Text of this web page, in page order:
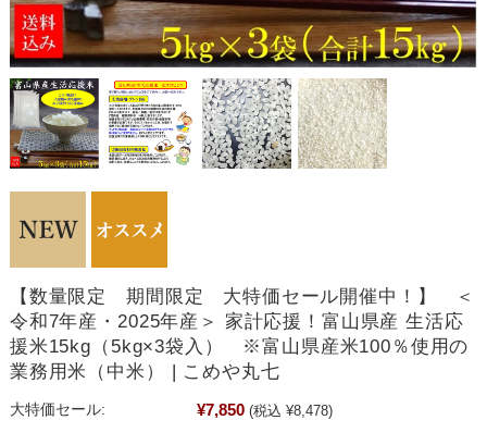
【数量限定 期間限定 大特価セール開催中！】 ＜
令和7年産・2025年産＞ 家計応援！富山県産 生活応
援米15kg（5kg×3袋入） ※富山県産米100％使用の
業務用米（中米） | こめや丸七
大特価セール: ¥7,850 (税込 ¥8,478)